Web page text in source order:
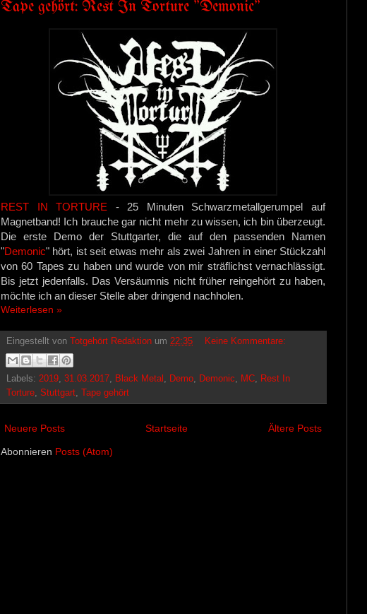
Tape gehört: Rest In Torture "Demonic"
REST IN TORTURE - 25 Minuten Schwarzmetallgerumpel auf
Magnetband! Ich brauche gar nicht mehr zu wissen, ich bin überzeugt.
Die erste Demo der Stuttgarter, die auf den passenden Namen
"Demonic" hört, ist seit etwas mehr als zwei Jahren in einer Stückzahl
von 60 Tapes zu haben und wurde von mir sträflichst vernachlässigt.
Bis jetzt jedenfalls. Das Versäumnis nicht früher reingehört zu haben,
möchte ich an dieser Stelle aber dringend nachholen.
Weiterlesen »
Eingestellt von Totgehört Redaktion um 22:35 Keine Kommentare:
Labels: 2019 31.03.2017 Black Metal Demo Demonic MC
Rest In
Torture Stuttgart Tape gehört
Neuere Posts Ältere Posts
Startseite
Abonnieren Posts (Atom)